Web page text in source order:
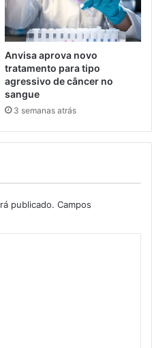
Anvisa aprova novo
tratamento para tipo
agressivo de câncer no
sangue
3 semanas atrás
publicado. Campos